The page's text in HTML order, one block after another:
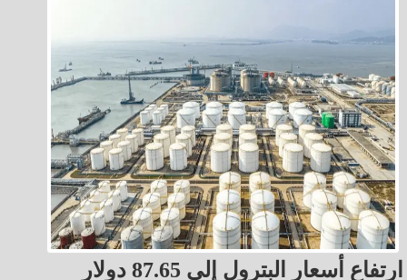
ارتفاع أسعار البترول إلى 87.65 دولار